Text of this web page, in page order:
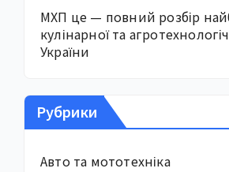
МХП це — повний розбір
кулінарної та
України
Рубрики
Авто та мототехніка